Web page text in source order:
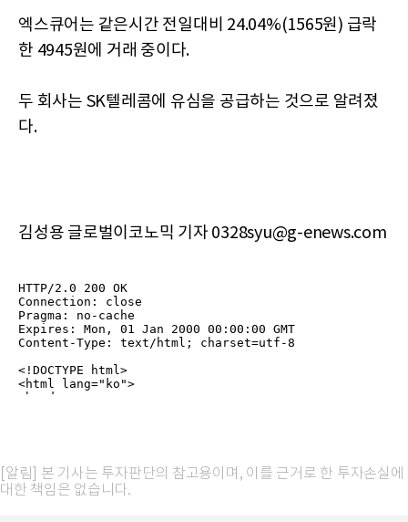
엑스큐어는 같은시간 전일대비 24.04%(1565원) 급락
한 4945원에 거래 중이다.
두 회사는 SK텔레콤에 유심을 공급하는 것으로 알려졌
다.
김성용 글로벌이코노믹 기자 0328syu@g-enews.com
[알림] 본 기사는 투자판단의 참고용이며, 이를 근거로 한 투자손실에
대한 책임은 없습니다.